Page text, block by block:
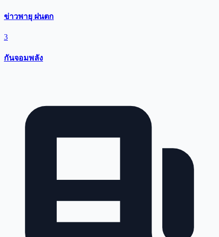
ข่าวพายุ ฝนตก
3
กันจอมพลัง